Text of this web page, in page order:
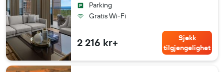
Parking
Gratis Wi-Fi
2 216 kr+
Sjekk
tilgjengelighet